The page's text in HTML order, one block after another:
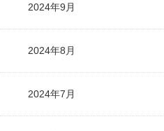
2024年9月
2024年8月
2024年7月